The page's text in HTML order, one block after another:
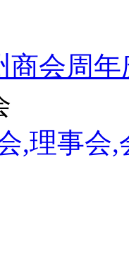
商会周